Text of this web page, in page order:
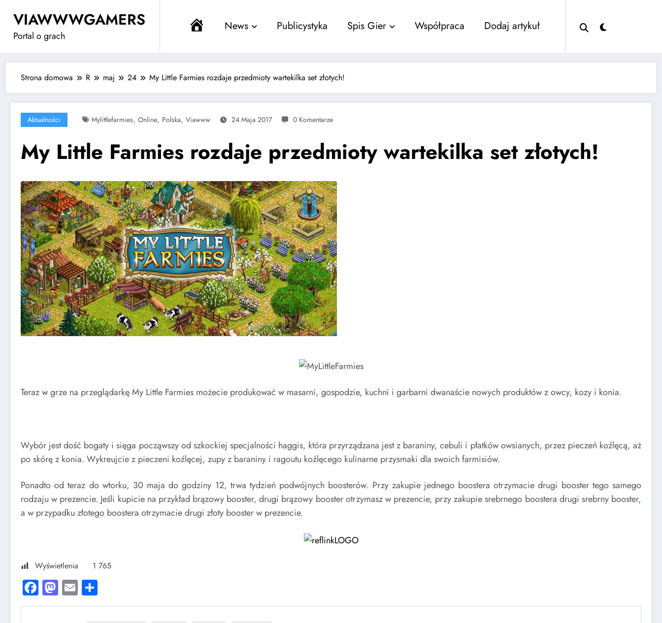
treści
VIAWWWGAMERS
Portal o grach
MenuNews Publicystyka Spis Gier Współpraca Dodaj artykuł
Strona domowa R maj 24 My Little Farmies rozdaje przedmioty wartekilka set złotych!
Aktualności Mylittlefarmies, Online, Polska, Viawww 24 Maja 2017 0 Komentarze
My Little Farmies rozdaje przedmioty wartekilka set złotych!
Teraz w grze na przeglądarkę My Little Farmies możecie produkować w masarni, gospodzie, kuchni i garbarni dwanaście nowych produktów z owcy, kozy i konia.
Wybór jest dość bogaty i sięga począwszy od szkockiej specjalności haggis, która przyrządzana jest z baraniny, cebuli i płatków owsianych, przez pieczeń koźlęcą, aż
po skórę z konia. Wykreujcie z pieczeni koźlęcej, zupy z baraniny i ragoutu koźlęcego kulinarne przysmaki dla swoich farmisiów.
Ponadto od teraz do wtorku, 30 maja do godziny 12, trwa tydzień podwójnych boosterów. Przy zakupie jednego boostera otrzymacie drugi booster tego samego
rodzaju w prezencie. Jeśli kupicie na przykład brązowy booster, drugi brązowy booster otrzymasz w prezencie, przy zakupie srebrnego boostera drugi srebrny booster,
a w przypadku złotego boostera otrzymacie drugi złoty booster w prezencie.
Wyświetlenia 1 765
Facebook
Mastodon
Email